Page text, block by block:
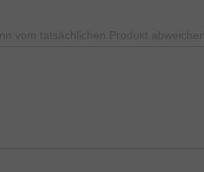
vom tatsächlichen Produkt abweichen.